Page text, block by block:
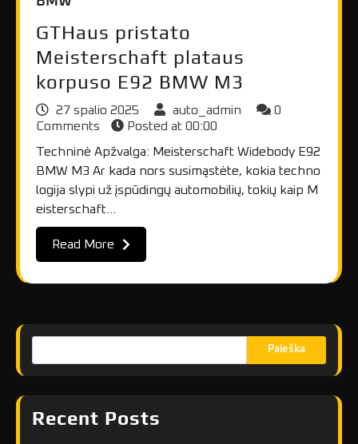
GTHaus pristato
Meisterschaft plataus
korpuso E92 BMW M3
27 spalio 2025 auto_admin
0
Comments
Posted at 00:00
Techninė Apžvalga: Meisterschaft Widebody E92
BMW M3 Ar kada nors susimąstėte, kokia techno
logija slypi už įspūdingų automobilių, tokių kaip M
eisterschaft…
Read More
Paieška
Recent Posts